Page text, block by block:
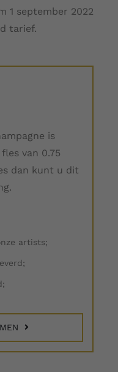
1 september 2022
tarief.
is
van 0.75
dan kunt u dit
artists;